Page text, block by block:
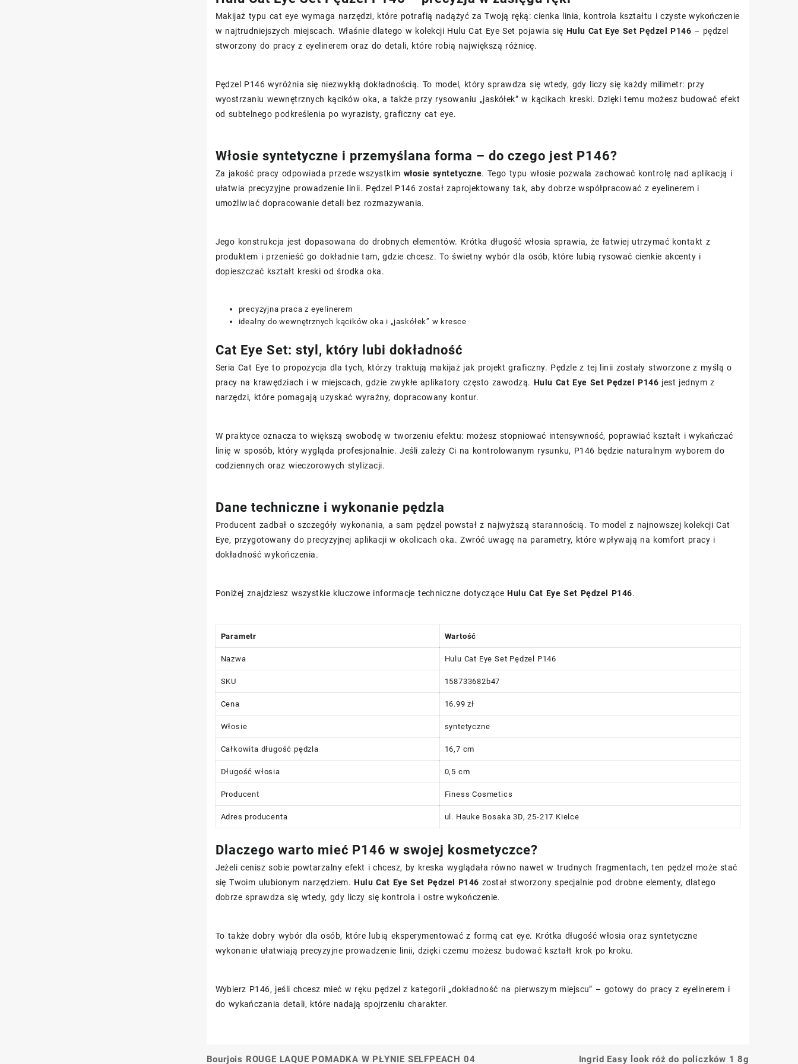
Makijaż typu cat eye wymaga narzędzi, które potrafią nadążyć za Twoją ręką: cienka linia, kontrola kształtu i czyste wykończenie
w najtrudniejszych miejscach. Właśnie dlatego w kolekcji Hulu Cat Eye Set pojawia się Hulu Cat Eye Set Pędzel P146 – pędzel
stworzony do pracy z eyelinerem oraz do detali, które robią największą różnicę.
Pędzel P146 wyróżnia się niezwykłą dokładnością. To model, który sprawdza się wtedy, gdy liczy się każdy milimetr: przy
wyostrzaniu wewnętrznych kącików oka, a także przy rysowaniu „jaskółek” w kącikach kreski. Dzięki temu możesz budować efekt
od subtelnego podkreślenia po wyrazisty, graficzny cat eye.
Włosie syntetyczne i przemyślana forma – do czego jest P146?
Za jakość pracy odpowiada przede wszystkim włosie syntetyczne. Tego typu włosie pozwala zachować kontrolę nad aplikacją i
ułatwia precyzyjne prowadzenie linii. Pędzel P146 został zaprojektowany tak, aby dobrze współpracować z eyelinerem i
umożliwiać dopracowanie detali bez rozmazywania.
Jego konstrukcja jest dopasowana do drobnych elementów. Krótka długość włosia sprawia, że łatwiej utrzymać kontakt z
produktem i przenieść go dokładnie tam, gdzie chcesz. To świetny wybór dla osób, które lubią rysować cienkie akcenty i
dopieszczać kształt kreski od środka oka.
precyzyjna praca z eyelinerem
idealny do wewnętrznych kącików oka i „jaskółek” w kresce
Cat Eye Set: styl, który lubi dokładność
Seria Cat Eye to propozycja dla tych, którzy traktują makijaż jak projekt graficzny. Pędzle z tej linii zostały stworzone z myślą o
pracy na krawędziach i w miejscach, gdzie zwykłe aplikatory często zawodzą. Hulu Cat Eye Set Pędzel P146 jest jednym z
narzędzi, które pomagają uzyskać wyraźny, dopracowany kontur.
W praktyce oznacza to większą swobodę w tworzeniu efektu: możesz stopniować intensywność, poprawiać kształt i wykańczać
linię w sposób, który wygląda profesjonalnie. Jeśli zależy Ci na kontrolowanym rysunku, P146 będzie naturalnym wyborem do
codziennych oraz wieczorowych stylizacji.
Dane techniczne i wykonanie pędzla
Producent zadbał o szczegóły wykonania, a sam pędzel powstał z najwyższą starannością. To model z najnowszej kolekcji Cat
Eye, przygotowany do precyzyjnej aplikacji w okolicach oka. Zwróć uwagę na parametry, które wpływają na komfort pracy i
dokładność wykończenia.
Poniżej znajdziesz wszystkie kluczowe informacje techniczne dotycząceHulu Cat Eye Set Pędzel P146.
Parametr Wartość
Nazwa Hulu Cat Eye Set Pędzel P146
SKU 158733682b47
Cena 16.99 zł
Włosie syntetyczne
Całkowita długość pędzla 16,7 cm
Długość włosia 0,5 cm
Producent Finess Cosmetics
Adres producenta ul. Hauke Bosaka 3D, 25-217 Kielce
Dlaczego warto mieć P146 w swojej kosmetyczce?
Jeżeli cenisz sobie powtarzalny efekt i chcesz, by kreska wyglądała równo nawet w trudnych fragmentach, ten pędzel może stać
się Twoim ulubionym narzędziem.Hulu Cat Eye Set Pędzel P146 został stworzony specjalnie pod drobne elementy, dlatego
dobrze sprawdza się wtedy, gdy liczy się kontrola i ostre wykończenie.
To także dobry wybór dla osób, które lubią eksperymentować z formą cat eye. Krótka długość włosia oraz syntetyczne
wykonanie ułatwiają precyzyjne prowadzenie linii, dzięki czemu możesz budować kształt krok po kroku.
Wybierz P146, jeśli chcesz mieć w ręku pędzel z kategorii „dokładność na pierwszym miejscu” – gotowy do pracy z eyelinerem i
do wykańczania detali, które nadają spojrzeniu charakter.
Bourjois ROUGE LAQUE POMADKA W PŁYNIE SELFPEACH 04 Ingrid Easy look róż do policzków 1 8g